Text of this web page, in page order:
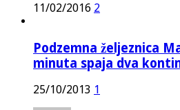
11/02/2016 2
Podzemna željeznica
minuta spaja dva
25/10/2013 1